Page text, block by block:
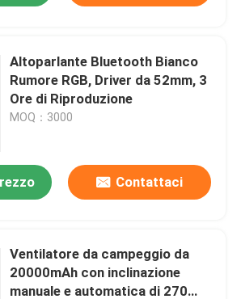
Altoparlante Bluetooth Bianco
Rumore RGB, Driver da 52mm, 3
Ore di Riproduzione
MOQ：3000
Contattaci
Ventilatore da campeggio da
20000mAh con inclinazione
manuale e automatica di 270